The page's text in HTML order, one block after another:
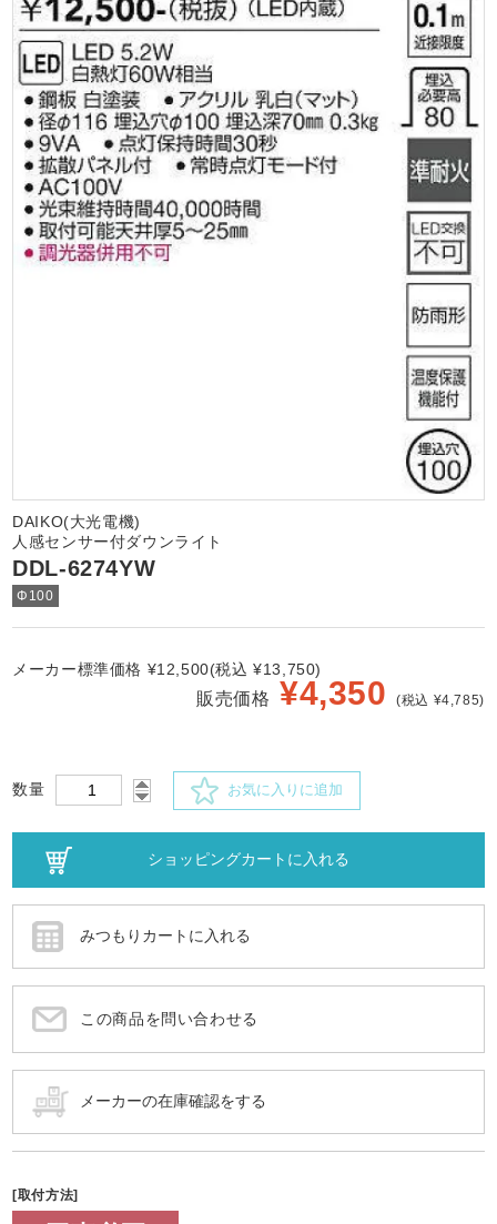
DAIKO(大光電機)
人感センサー付ダウンライト
DDL-6274YW
Φ100
メーカー標準価格 ¥12,500(税込 ¥13,750)
販売価格 ¥4,350 (税込 ¥4,785)
数量 お気に入りに追加
この商品を問い合わせる
[取付方法]